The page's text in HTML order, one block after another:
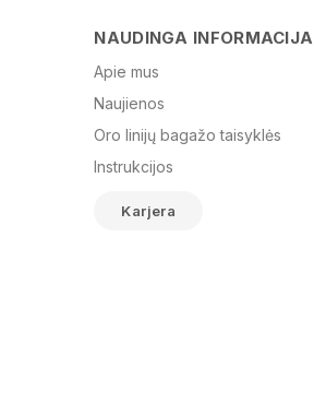
NAUDINGA INFORMACIJA
Apie mus
Naujienos
Oro linijų bagažo taisyklės
Instrukcijos
Karjera